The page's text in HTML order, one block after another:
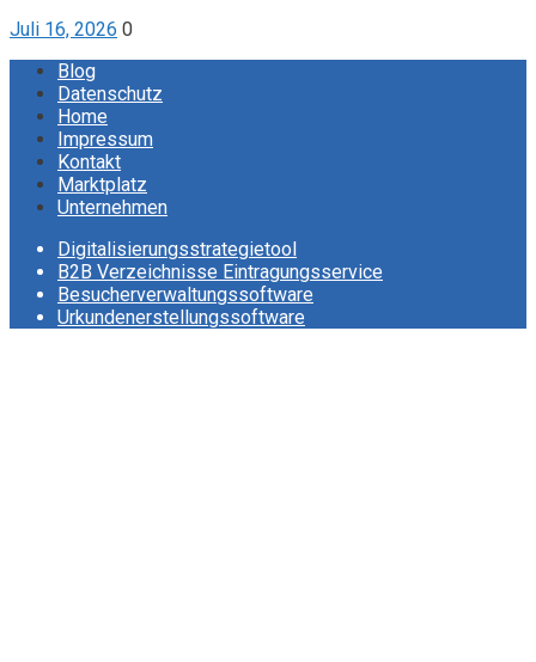
Juli 16, 2026 0
Blog
Datenschutz
Home
Impressum
Kontakt
Marktplatz
Unternehmen
Digitalisierungsstrategietool
B2B Verzeichnisse Eintragungsservice
Besucherverwaltungssoftware
Urkundenerstellungssoftware